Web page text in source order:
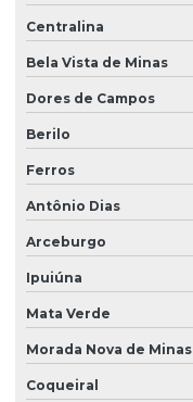
Centralina
Bela Vista de Minas
Dores de Campos
Berilo
Ferros
Antônio Dias
Arceburgo
Ipuiúna
Mata Verde
Morada Nova de Minas
Coqueiral